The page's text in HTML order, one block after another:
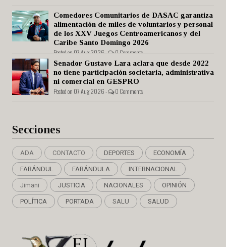
Comedores Comunitarios de DASAC garantiza
alimentación de miles de voluntarios y personal
de los XXV Juegos Centroamericanos y del
Caribe Santo Domingo 2026
Posted on 07 Aug 2026 - 0 Comments
Senador Gustavo Lara aclara que desde 2022
no tiene participación societaria, administrativa
ni comercial en GESPRO
Posted on 07 Aug 2026 - 0 Comments
Secciones
ADA CONTACTO DEPORTES ECONOMÍA
FARÁNDUL FARÁNDULA INTERNACIONAL
Jimani JUSTICIA NACIONALES OPINIÓN
POLÍTICA PORTADA SALU SALUD